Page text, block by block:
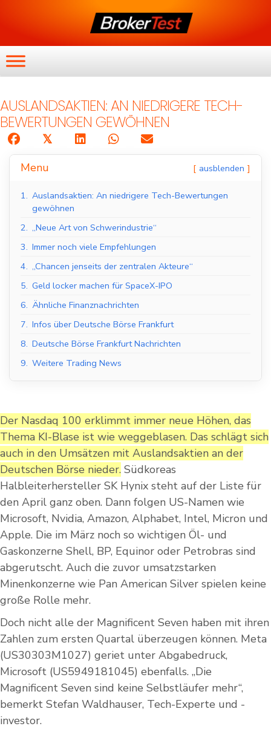
AUSLANDSAKTIEN: AN NIEDRIGERE TECH-
BEWERTUNGEN GEWÖHNEN
𝕏
Menu ausblenden
1. Auslandsaktien: An niedrigere Tech-Bewertungen
gewöhnen
2. „Neue Art von Schwerindustrie“
3. Immer noch viele Empfehlungen
4. „Chancen jenseits der zentralen Akteure“
5. Geld locker machen für SpaceX-IPO
6. Ähnliche Finanznachrichten
7. Infos über Deutsche Börse Frankfurt
8. Deutsche Börse Frankfurt Nachrichten
9. Weitere Trading News
Der Nasdaq 100 erklimmt immer neue Höhen, das
Thema KI-Blase ist wie weggeblasen. Das schlägt sich
auch in den Umsätzen mit Auslandsaktien an der
Deutschen Börse nieder. Südkoreas
Halbleiterhersteller SK Hynix steht auf der Liste für
den April ganz oben. Dann folgen US-Namen wie
Microsoft, Nvidia, Amazon, Alphabet, Intel, Micron und
Apple. Die im März noch so wichtigen Öl- und
Gaskonzerne Shell, BP, Equinor oder Petrobras sind
abgerutscht. Auch die zuvor umsatzstarken
Minenkonzerne wie Pan American Silver spielen keine
große Rolle mehr.
Doch nicht alle der Magnificent Seven haben mit ihren
Zahlen zum ersten Quartal überzeugen können. Meta
(US30303M1027) geriet unter Abgabedruck,
Microsoft (US5949181045) ebenfalls. „Die
Magnificent Seven sind keine Selbstläufer mehr“,
bemerkt Stefan Waldhauser, Tech-Experte und -
investor.